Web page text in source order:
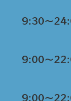
9:30～
9:00～
9:00〜